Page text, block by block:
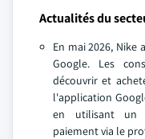
Actualités du
En mai 2026, Nike
Google. Les
découvrir et
l'application
en utilisant un
paiement via le